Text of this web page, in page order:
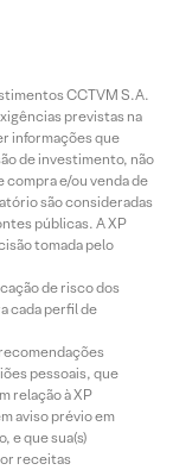
CCTVM S.A.
previstas na
informações que
de investimento, não
e/ou venda de
são consideradas
públicas. A XP
tomada pelo
de risco dos
cada perfil de
pessoais, que
relação à XP
aviso prévio em
e que sua(s)
receitas